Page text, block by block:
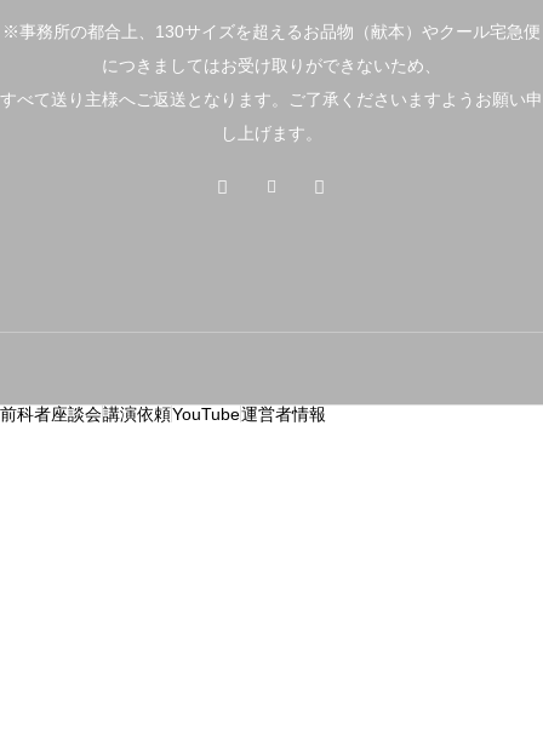
※事務所の都合上、130サイズを超えるお品物（献本）やクール宅急便
につきましてはお受け取りができないため、
すべて送り主様へご返送となります。ご了承くださいますようお願い申
し上げます。
前科者座談会講演依頼YouTube運営者情報